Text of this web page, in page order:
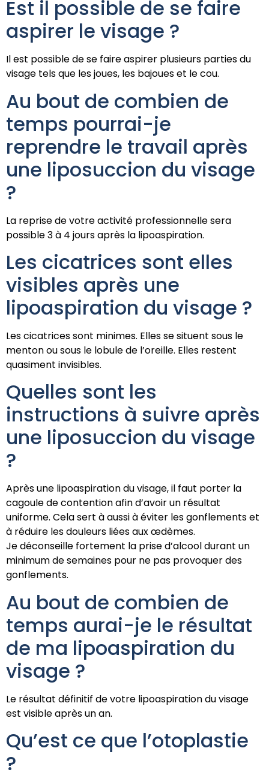
Est il possible de se faire
aspirer le visage ?
Il est possible de se faire aspirer plusieurs parties du
visage tels que les joues, les bajoues et le cou.
Au bout de combien de
temps pourrai-je
reprendre le travail après
une liposuccion du visage
?
La reprise de votre activité professionnelle sera
possible 3 à 4 jours après la lipoaspiration.
Les cicatrices sont elles
visibles après une
lipoaspiration du visage ?
Les cicatrices sont minimes. Elles se situent sous le
menton ou sous le lobule de l’oreille. Elles restent
quasiment invisibles.
Quelles sont les
instructions à suivre après
une liposuccion du visage
?
Après une lipoaspiration du visage, il faut porter la
cagoule de contention afin d’avoir un résultat
uniforme. Cela sert à aussi à éviter les gonflements et
à réduire les douleurs liées aux œdèmes.
Je déconseille fortement la prise d’alcool durant un
minimum de semaines pour ne pas provoquer des
gonflements.
Au bout de combien de
temps aurai-je le résultat
de ma lipoaspiration du
visage ?
Le résultat définitif de votre lipoaspiration du visage
est visible après un an.
Qu’est ce que l’otoplastie
?